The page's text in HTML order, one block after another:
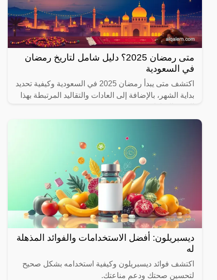
متى رمضان 2025؟ دليل شامل لتاريخ رمضان
في السعودية
اكتشف متى يبدأ رمضان 2025 في السعودية وكيفية تحديد
بداية الشهر، بالإضافة إلى العادات والتقاليد المرتبطة بهذا
ديسبريلون: أفضل الاستخدامات والفوائد المذهلة
له
اكتشف فوائد ديسبريلون وكيفية استخدامه بشكل صحيح
لتحسين صحتك ودعم مناعتك.